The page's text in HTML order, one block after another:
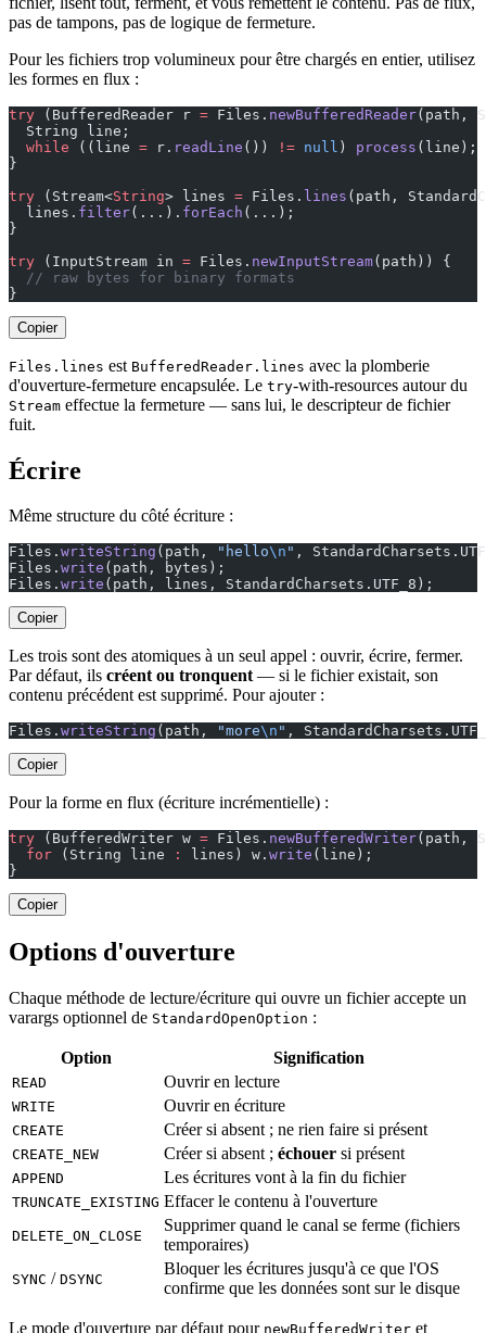
pas de tampons, pas de logique de fermeture.
Pour les fichiers trop volumineux pour être chargés en entier, utilisez
les formes en flux :
try (BufferedReader r = Files. newBufferedReader(path,
  String line;
  while
((line = r. readLine ()) != null ) process (line);
}
try (Stream<String> lines = Files. lines (path,
  lines.
filter(...). forEach
}
try (InputStream in = Files. newInputStream(path)) {
  // raw bytes for binary formats
}
Copier
Files.lines est BufferedReader.lines avec la plomberie
d'ouverture-fermeture encapsulée. Le try-with-resources autour du
Stream effectue la fermeture — sans lui, le descripteur de fichier
fuit.
Écrire
Même structure du côté écriture :
Files. writeString (path, "hello\n " ,
Files. write (path,
Files. write (path, lines,
Copier
Les trois sont des atomiques à un seul appel : ouvrir, écrire, fermer.
Par défaut, ils créent ou tronquent— si le fichier existait, son
contenu précédent est supprimé. Pour ajouter :
Files. writeString (path, "more\n " ,
Copier
Pour la forme en flux (écriture incrémentielle) :
try (BufferedWriter w = Files. newBufferedWriter(path,
  for
(String line : lines) w. write (line);
}
Copier
Options d'ouverture
Chaque méthode de lecture/écriture qui ouvre un fichier accepte un
varargs optionnel de StandardOpenOption :
Option Signification
READ Ouvrir en lecture
WRITE Ouvrir en écriture
CREATE Créer si absent ; ne rien faire si présent
CREATE_NEW Créer si absent ; échouer si présent
APPEND Les écritures vont à la fin du fichier
TRUNCATE_EXISTING Effacer le contenu à l'ouverture
DELETE_ON_CLOSE
Supprimer quand le canal se ferme (fichiers
temporaires)
SYNC / DSYNC
Bloquer les écritures jusqu'à ce que l'OS
confirme que les données sont sur le disque
Le mode d'ouverture par défaut pour newBufferedWriter et